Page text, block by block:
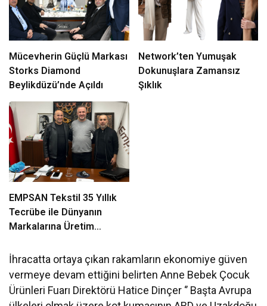
Mücevherin Güçlü Markası
Storks Diamond
Beylikdüzü’nde Açıldı
Network’ten Yumuşak
Dokunuşlara Zamansız
Şıklık
EMPSAN Tekstil 35 Yıllık
Tecrübe ile Dünyanın
Markalarına Üretim
İhracatta ortaya çıkan rakamların ekonomiye güven
vermeye devam ettiğini belirten Anne Bebek Çocuk
Ürünleri Fuarı Direktörü Hatice Dinçer ‘’ Başta Avrupa